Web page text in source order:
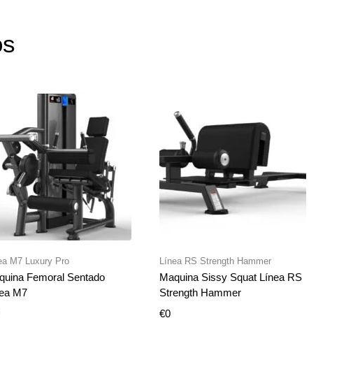
Añadir al carrito
M7 Luxury Pro
Femoral Sentado
M7
Añadir al carrito
Línea RS Strength Hammer
Maquina Sissy Squat Línea RS
Strength Hammer
€0